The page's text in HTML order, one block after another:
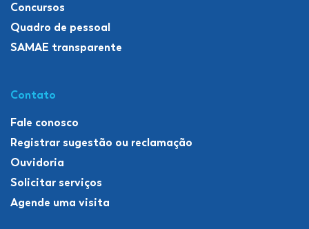
Concursos
Quadro de pessoal
SAMAE transparente
Contato
Fale conosco
Registrar sugestão ou reclamação
Ouvidoria
Solicitar serviços
Agende uma visita